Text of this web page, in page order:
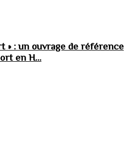
» : un ouvrage de référence
en H...